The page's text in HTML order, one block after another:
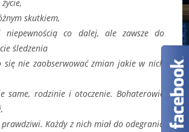
skutkiem,
niepewnością co dalej, ale zawsze do
śledzenia
się nie zaobserwować zmian jakie w nich
same, rodzinie i otoczenie. Bohaterowie
Każdy z nich miał do odegrania